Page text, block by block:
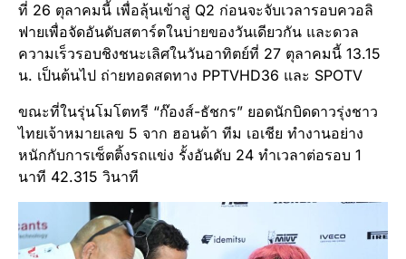
ที่ 26 ตุลาคมนี้ เพื่อลุ้นเข้าสู่ Q2 ก่อนจะจับเวลารอบควอลิ
ฟายเพื่อจัดอันดับสตาร์ตในบ่ายของวันเดียวกัน และดวล
ความเร็วรอบชิงชนะเลิศในวันอาทิตย์ที่ 27 ตุลาคมนี้ 13.15
น. เป็นต้นไป ถ่ายทอดสดทาง PPTVHD36 และ SPOTV
ขณะที่ในรุ่นโมโตทรี “ก๊องส์-ธัชกร” ยอดนักบิดดาวรุ่งชาว
ไทยเจ้าหมายเลข 5 จาก ฮอนด้า ทีม เอเชีย ทำงานอย่าง
หนักกับการเซ็ตติ้งรถแข่ง รั้งอันดับ 24 ทำเวลาต่อรอบ 1
นาที 42.315 วินาที